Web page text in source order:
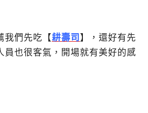
我們先吃【耕壽司 】，還好有先
也很客氣，開場就有美好的感